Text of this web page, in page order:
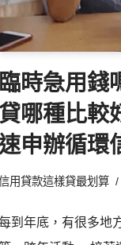
臨時急用錢
哪種比較
申辦循環
用貸款這樣貸最划算
到年底，有很多地